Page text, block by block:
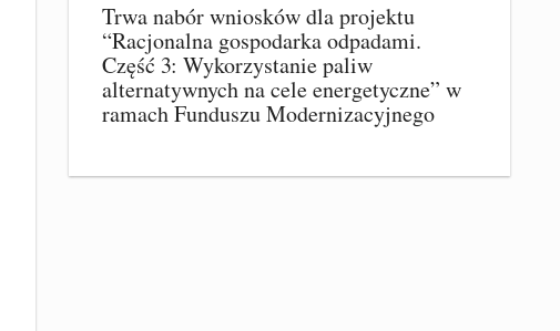
Trwa nabór wniosków dla projektu
“Racjonalna gospodarka odpadami.
Część 3: Wykorzystanie paliw
alternatywnych na cele energetyczne” w
ramach Funduszu Modernizacyjnego